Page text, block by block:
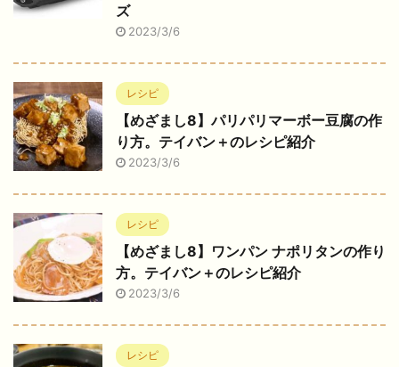
ズ
2023/3/6
レシピ
【めざまし8】パリパリマーボー豆腐の作
り方。テイバン＋のレシピ紹介
2023/3/6
レシピ
【めざまし8】ワンパン ナポリタンの作り
方。テイバン＋のレシピ紹介
2023/3/6
レシピ